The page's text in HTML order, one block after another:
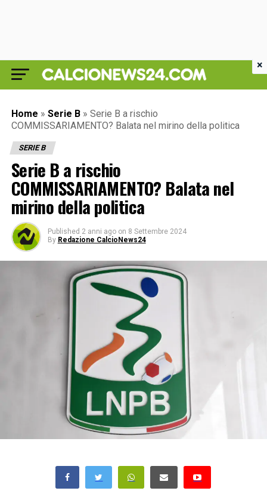
Home » Serie B » Serie B a rischio
COMMISSARIAMENTO? Balata nel mirino della politica
SERIE B
Serie B a rischio
COMMISSARIAMENTO? Balata nel
mirino della politica
Published 2 anni ago on 8 Settembre 2024
By Redazione CalcioNews24
×